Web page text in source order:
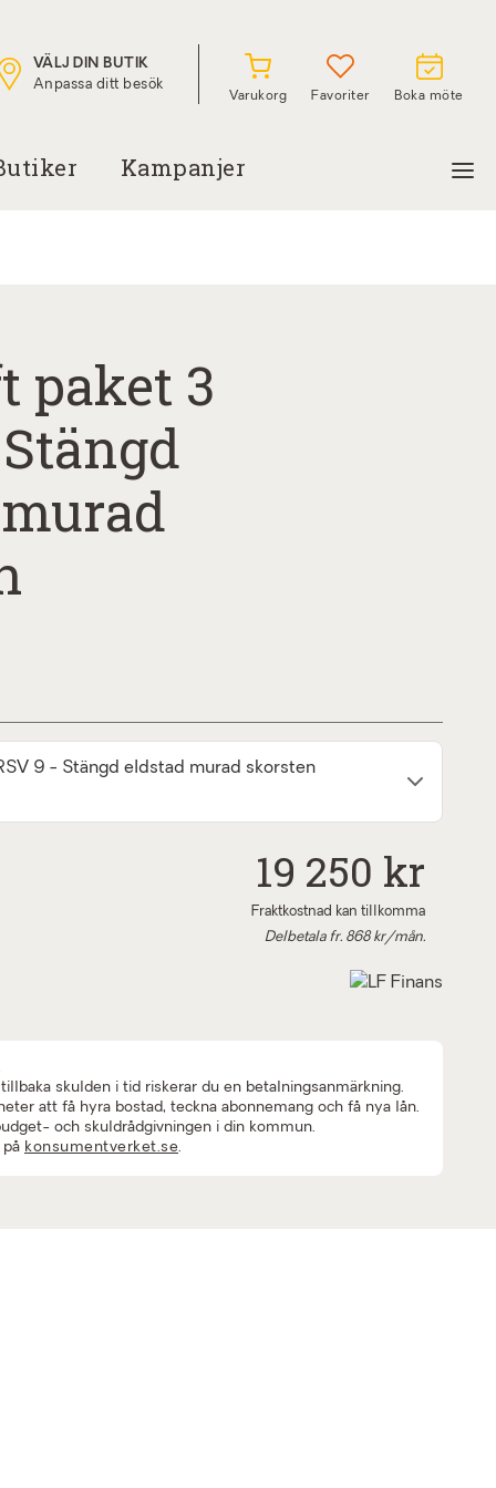
VÄLJ DIN BUTIK
Anpassa ditt besök
Varukorg Favoriter Boka möte
Kampanjer
paket 3
9 - Stängd eldstad murad skorsten
19 250 kr
Fraktkostnad kan tillkomma
Delbetala fr. 868kr/mån.
skulden i tid riskerar du en betalningsanmärkning.
att få hyra bostad, teckna abonnemang och få nya lån.
och skuldrådgivningen i din kommun.
konsumentverket.se.